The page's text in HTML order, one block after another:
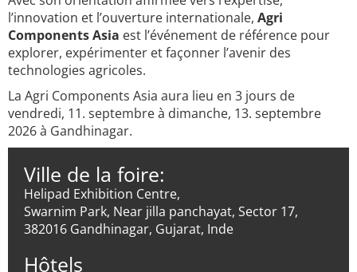
l’innovation et l’ouverture internationale, Agri
Components Asia est l’événement de référence pour
explorer, expérimenter et façonner l’avenir des
technologies agricoles.
La Agri Components Asia aura lieu en 3 jours de
vendredi, 11. septembre à dimanche, 13. septembre
2026 à Gandhinagar.
Ville de la foire:
Helipad Exhibition Centre,
Swarnim Park, Near jilla panchayat, Sector 17,
382016 Gandhinagar, Gujarat, Inde
Hôtels